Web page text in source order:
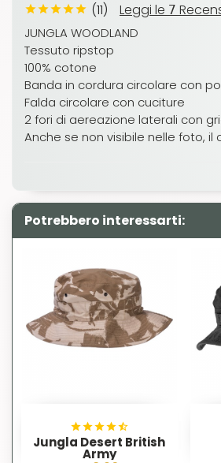
(11) Leggi le 7
JUNGLA WOODLAND
Tessuto ripstop
100% cotone
Banda in cordura circolare con
Falda circolare con cuciture
2 fori di aereazione laterali con
Anche se non visibile nelle foto,
Potrebbero interessarti:
Jungla Desert British
Army